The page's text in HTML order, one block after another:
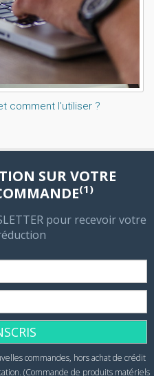
comment l’utiliser ?
SUR VOTRE
(1)
pour recevoir votre
commandes, hors achat de crédit
(Commande de produits matériels